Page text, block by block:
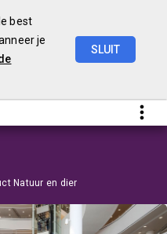
best
je
SLUIT
Natuur en dier